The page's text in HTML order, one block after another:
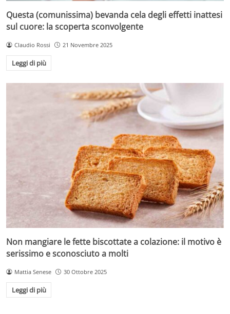
Questa (comunissima) bevanda cela degli effetti inattesi
sul cuore: la scoperta sconvolgente
Claudio Rossi 21 Novembre 2025
Leggi di più
Non mangiare le fette biscottate a colazione: il motivo è
serissimo e sconosciuto a molti
Mattia Senese 30 Ottobre 2025
Leggi di più